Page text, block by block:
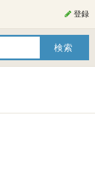
登録